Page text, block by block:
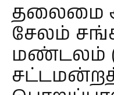
தலைமை
சேலம்
மண்டலம்